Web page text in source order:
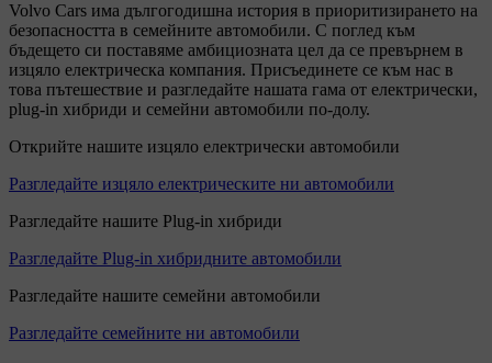
Volvo Cars има дългогодишна история в приоритизирането на
безопасността в семейните автомобили. С поглед към
бъдещето си поставяме амбициозната цел да се превърнем в
изцяло електрическа компания. Присъединете се към нас в
това пътешествие и разгледайте нашата гама от електрически,
plug-in хибриди и семейни автомобили по-долу.
Открийте нашите изцяло електрически автомобили
Разгледайте изцяло електрическите ни автомобили
Разгледайте нашите Plug-in хибриди
Разгледайте Plug-in хибридните автомобили
Разгледайте нашите семейни автомобили
Разгледайте семейните ни автомобили